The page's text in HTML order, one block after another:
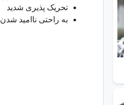
تحریک پذیری شدید
به راحتی ناامید شدن